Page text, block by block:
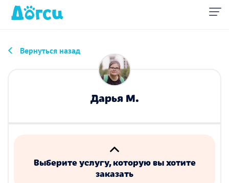
Вернуться назад
Дарья М.
Выберите услугу, которую вы хотите
заказать